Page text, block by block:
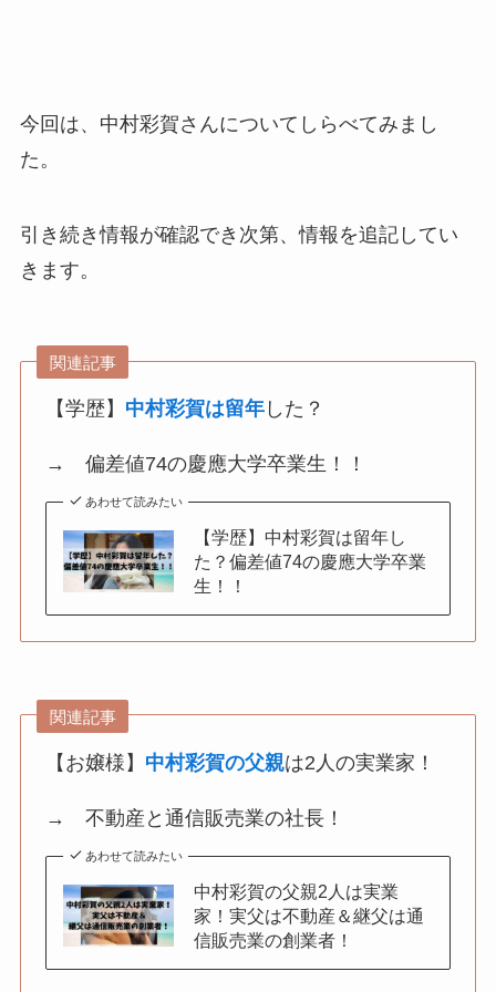
今回は、中村彩賀さんについてしらべてみまし
た。
引き続き情報が確認でき次第、情報を追記してい
きます。
関連記事
【学歴】 中村彩賀は留年 した？
→ 偏差値74の慶應大学卒業生！！
あわせて読みたい
【学歴】中村彩賀は留年し
た？偏差値74の慶應大学卒業
生！！
関連記事
【お嬢様】 中村彩賀の父親は2人の実業家！
→ 不動産と通信販売業の社長！
あわせて読みたい
中村彩賀の父親2人は実業
家！実父は不動産＆継父は通
信販売業の創業者！